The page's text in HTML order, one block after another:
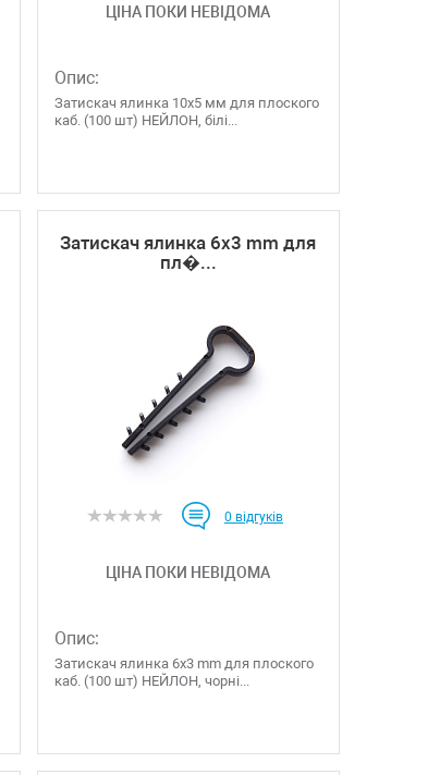
ЦІНА ПОКИ НЕВІДОМА
Опис:
Затискач ялинка 10х5 мм для плоского
каб. (100 шт) НЕЙЛОН, білі...
Затискач ялинка 6х3 mm для
пл�...
0 відгуків
ЦІНА ПОКИ НЕВІДОМА
Опис:
Затискач ялинка 6х3 mm для плоского
каб. (100 шт) НЕЙЛОН, чорні...